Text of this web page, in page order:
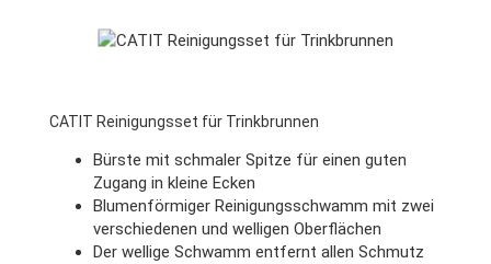
CATIT Reinigungsset für Trinkbrunnen
Bürste mit schmaler Spitze für einen guten
Zugang in kleine Ecken
Blumenförmiger Reinigungsschwamm mit zwei
verschiedenen und welligen Oberflächen
Der wellige Schwamm entfernt allen Schmutz